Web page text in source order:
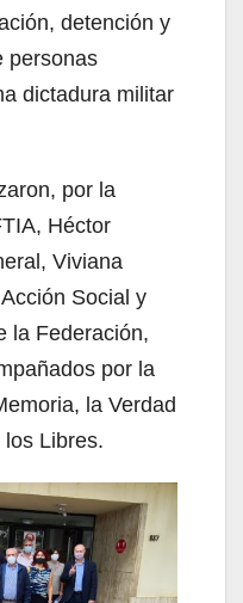
detención y
personas
dictadura militar
por la
Héctor
Viviana
Social y
la Federación,
por la
la Verdad
Libres.